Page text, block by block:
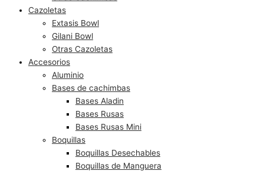
Cazoletas
Extasis Bowl
Gilani Bowl
Otras Cazoletas
Accesorios
Aluminio
Bases de cachimbas
Bases Aladin
Bases Rusas
Bases Rusas Mini
Boquillas
Boquillas Desechables
Boquillas de Manguera